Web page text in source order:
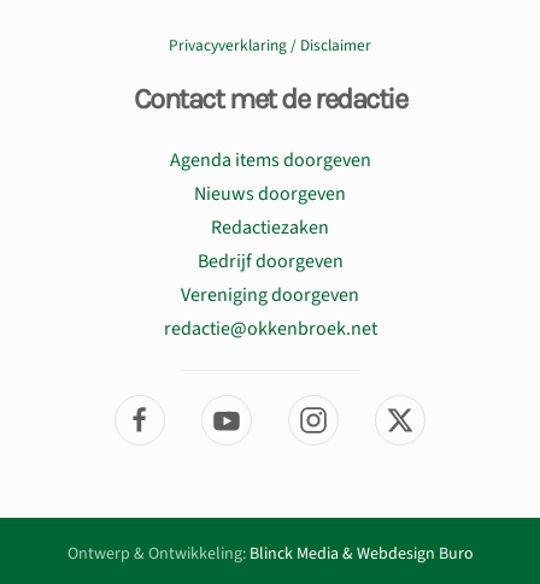
Privacyverklaring / Disclaimer
Contact met de redactie
Agenda items doorgeven
Nieuws doorgeven
Redactiezaken
Bedrijf doorgeven
Vereniging doorgeven
redactie@okkenbroek.net
Ontwerp & Ontwikkeling: Blinck Media & Webdesign Buro